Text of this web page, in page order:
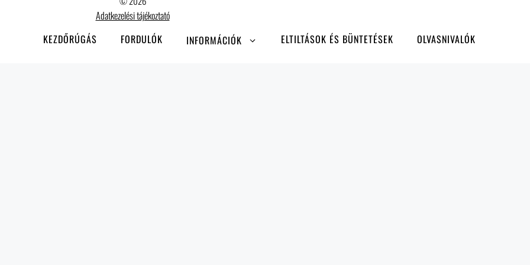
Adatkezelési tájékoztató
KEZDŐRÚGÁS
FORDULÓK INFORMÁCIÓK ELTILTÁSOK ÉS BÜNTETÉSEK OLVASNIVALÓK